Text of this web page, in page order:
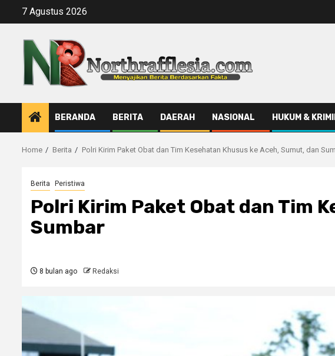
7 Agustus 2026
BERANDA BERITA DAERAH NASIONAL HUKUM &
Home Berita Polri Kirim Paket Obat dan Tim Kesehatan Khusus ke Aceh, Sumut, dan
Berita Peristiwa
Polri Kirim Paket Obat dan Tim
Sumbar
8 bulan ago Redaksi